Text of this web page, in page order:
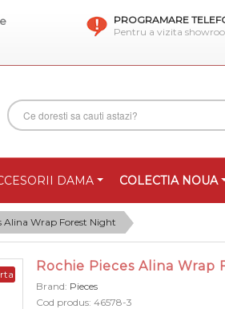
PROGRAMARE
Pentru a vizita
DAMA COLECTIA NOUA
Alina Wrap Forest Night
Rochie Pieces Alina Wrap
Brand: Pieces
Cod produs: 46578-3